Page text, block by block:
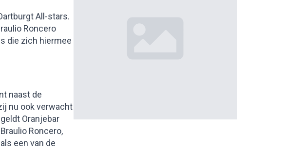
All-stars.
Roncero
die zich hiermee
naast de
nu ook verwacht
Oranjebar
Roncero,
een van de